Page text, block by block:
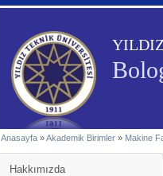
Anasayfa »Akademik Birimler » Makine
Hakkımızda